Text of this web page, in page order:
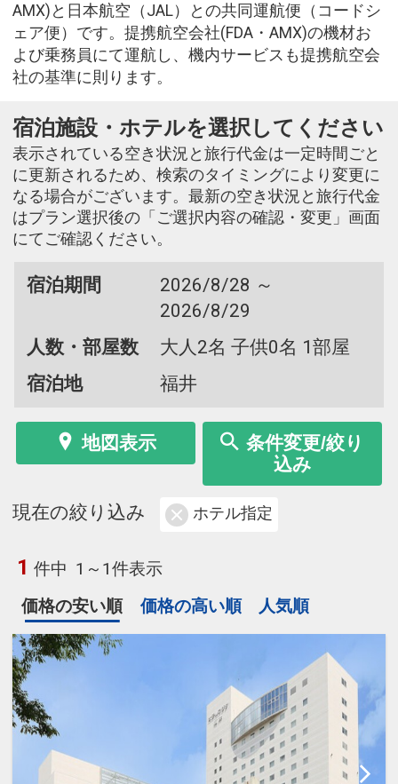
AMX)と日本航空（JAL）との共同運航便（コードシ
ェア便）です。提携航空会社(FDA・AMX)の機材お
よび乗務員にて運航し、機内サービスも提携航空会
社の基準に則ります。
宿泊施設・ホテルを選択してください
表示されている空き状況と旅行代金は一定時間ごと
に更新されるため、検索のタイミングにより変更に
なる場合がございます。最新の空き状況と旅行代金
はプラン選択後の「ご選択内容の確認・変更」画面
にてご確認ください。
宿泊期間
2026/8/28 ～
2026/8/29
人数・部屋数
大人2名 子供0名 1部屋
宿泊地
福井
地図表示
条件変更/絞り
込み
現在の絞り込み ホテル指定
1 件中 1～1件表示
価格の安い順
価格の高い順 人気順